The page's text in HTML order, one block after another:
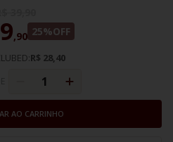
,90 25%OFF
R$ 28,40
AO CARRINHO